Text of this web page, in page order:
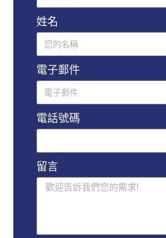
姓名
電子郵件
電話號碼
留言